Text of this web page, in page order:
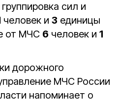
сил и
человек и 3 единицы
от МЧС 6 человек и 1
дорожного
МЧС России
напоминает о